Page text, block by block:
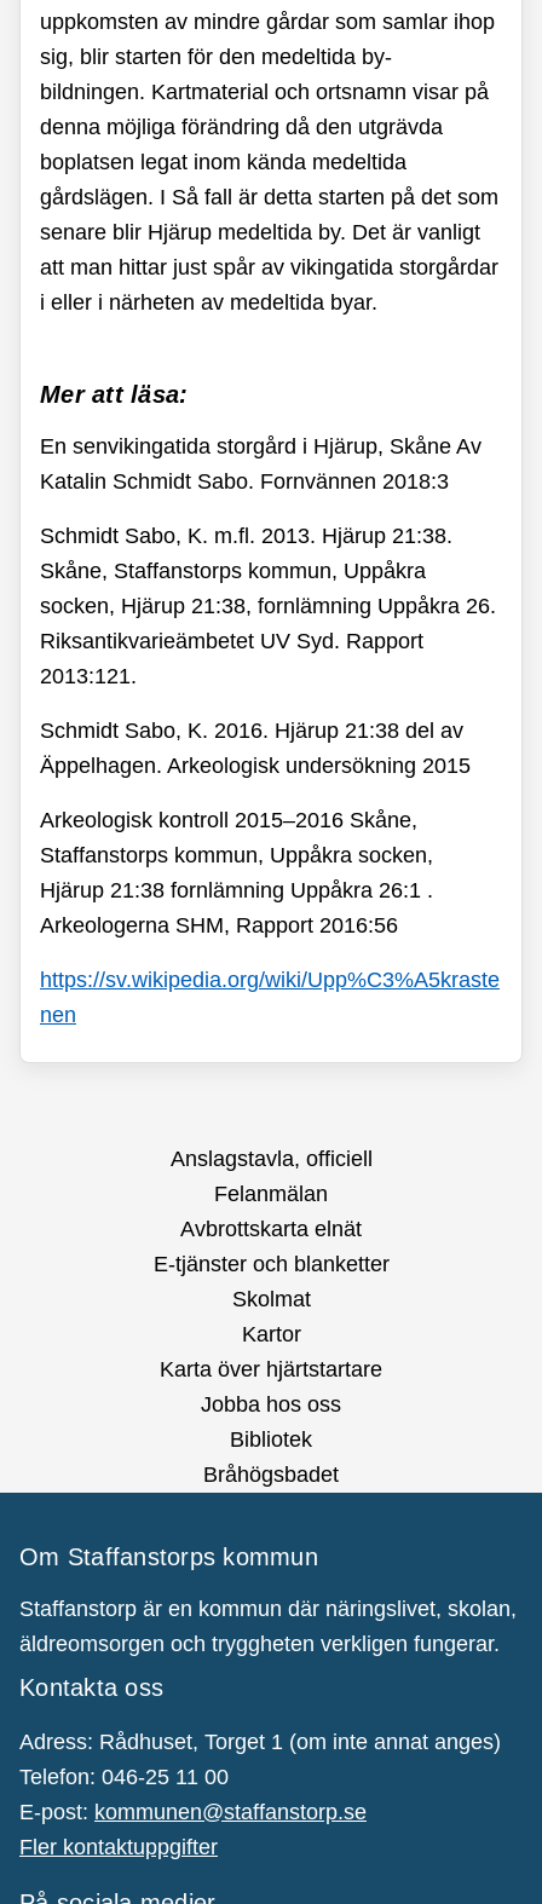
uppkomsten av mindre gårdar som samlar ihop
sig, blir starten för den medeltida by-
bildningen. Kartmaterial och ortsnamn visar på
denna möjliga förändring då den utgrävda
boplatsen legat inom kända medeltida
gårdslägen. I Så fall är detta starten på det som
senare blir Hjärup medeltida by. Det är vanligt
att man hittar just spår av vikingatida storgårdar
i eller i närheten av medeltida byar.
Mer att läsa:
En senvikingatida storgård i Hjärup, Skåne Av
Katalin Schmidt Sabo. Fornvännen 2018:3
Schmidt Sabo, K. m.fl. 2013. Hjärup 21:38.
Skåne, Staffanstorps kommun, Uppåkra
socken, Hjärup 21:38, fornlämning Uppåkra 26.
Riksantikvarieämbetet UV Syd. Rapport
2013:121.
Schmidt Sabo, K. 2016. Hjärup 21:38 del av
Äppelhagen. Arkeologisk undersökning 2015
Arkeologisk kontroll 2015–2016 Skåne,
Staffanstorps kommun, Uppåkra socken,
Hjärup 21:38 fornlämning Uppåkra 26:1 .
Arkeologerna SHM, Rapport 2016:56
https://sv.wikipedia.org/wiki/Upp%C3%A5kraste
nen
Anslagstavla, officiell
Felanmälan
Avbrottskarta elnät
E-tjänster och blanketter
Skolmat
Kartor
Karta över hjärtstartare
Jobba hos oss
Bibliotek
Bråhögsbadet
Om Staffanstorps kommun
Staffanstorp är en kommun där näringslivet, skolan,
äldreomsorgen och tryggheten verkligen fungerar.
Kontakta oss
Adress: Rådhuset, Torget 1 (om inte annat anges)
Telefon: 046-25 11 00
E-post: kommunen@staffanstorp.se
Fler kontaktuppgifter